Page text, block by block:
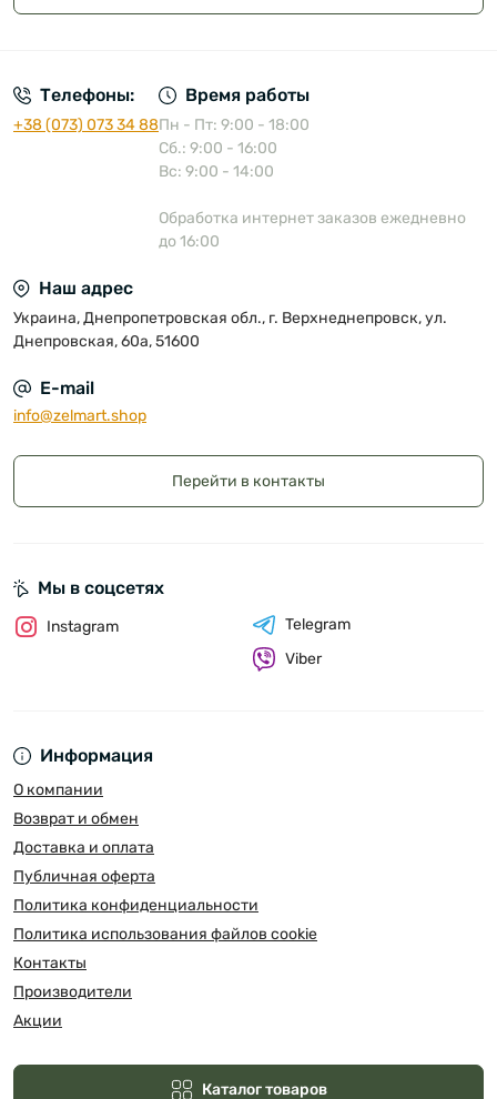
Телефоны:
+38 (073) 073 34 88
Время работы
Пн - Пт: 9:00 - 18:00
Сб.: 9:00 - 16:00
Вс: 9:00 - 14:00
Обработка интернет заказов ежедневно
до 16:00
Наш адрес
Украина, Днепропетровская обл., г. Верхнеднепровск, ул.
Днепровская, 60а, 51600
E-mail
info@zelmart.shop
Перейти в контакты
Информация
О компании
Возврат и обмен
Доставка и оплата
Публичная оферта
Политика конфиденциальности
Политика использования файлов cookie
Контакты
Производители
Акции
Каталог товаров
Мы в соцсетях
Instagram
Telegram
Viber